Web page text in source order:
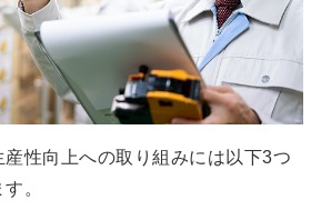
性向上への取り組みには以下3つ
。